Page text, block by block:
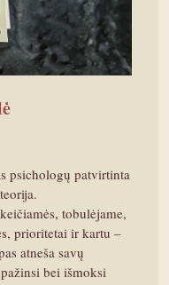
psichologų patvirtinta
tobulėjame,
prioritetai ir kartu –
atneša savų
bei išmoksi